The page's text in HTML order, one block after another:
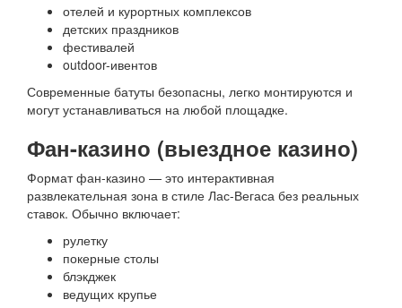
отелей и курортных комплексов
детских праздников
фестивалей
outdoor-ивентов
Современные батуты безопасны, легко монтируются и
могут устанавливаться на любой площадке.
Фан-казино (выездное казино)
Формат фан-казино — это интерактивная
развлекательная зона в стиле Лас-Вегаса без реальных
ставок. Обычно включает:
рулетку
покерные столы
блэкджек
ведущих крупье